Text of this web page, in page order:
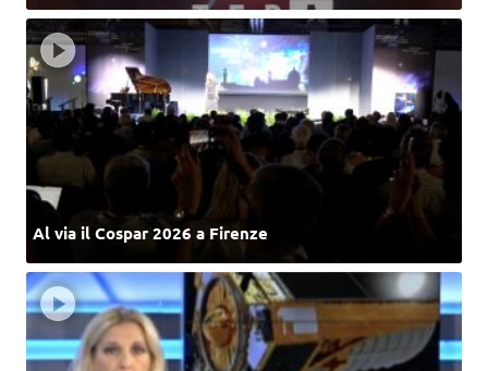
Al via il Cospar 2026 a Firenze